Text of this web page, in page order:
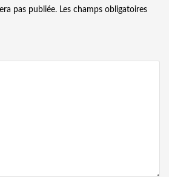
pas publiée. Les champs obligatoires